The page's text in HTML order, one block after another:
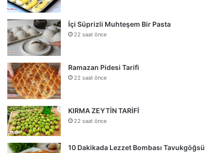
İçi Süprizli Muhteşem Bir Pasta
22 saat önce
Ramazan Pidesi Tarifi
22 saat önce
KIRMA ZEYTİN TARİFİ
22 saat önce
10 Dakikada Lezzet Bombası Tavukgöğsü